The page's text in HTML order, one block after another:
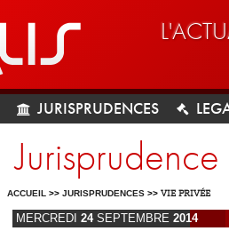
JURISPRUDENCES
ACCUEIL >> JURISPRUDENCES >> VIE PRIVÉE
MERCREDI 24SEPTEMBRE 2014